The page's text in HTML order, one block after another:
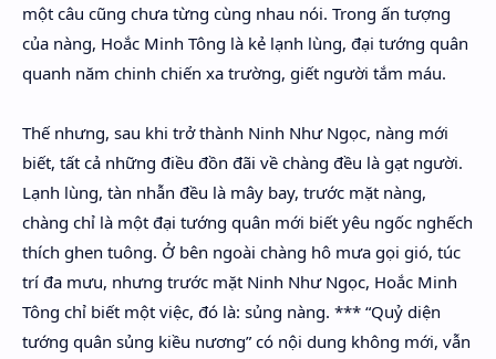
một câu cũng chưa từng cùng nhau nói. Trong ấn tượng
của nàng, Hoắc Minh Tông là kẻ lạnh lùng, đại tướng quân
quanh năm chinh chiến xa trường, giết người tắm máu.
Thế nhưng, sau khi trở thành Ninh Như Ngọc, nàng mới
biết, tất cả những điều đồn đãi về chàng đều là gạt người.
Lạnh lùng, tàn nhẫn đều là mây bay, trước mặt nàng,
chàng chỉ là một đại tướng quân mới biết yêu ngốc nghếch
thích ghen tuông. Ở bên ngoài chàng hô mưa gọi gió, túc
trí đa mưu, nhưng trước mặt Ninh Như Ngọc, Hoắc Minh
Tông chỉ biết một việc, đó là: sủng nàng. *** “Quỷ diện
tướng quân sủng kiều nương” có nội dung không mới, vẫn